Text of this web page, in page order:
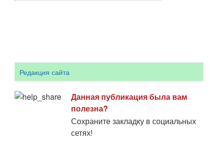
Редакция сайта
Данная публикация была вам
полезна?
Сохраните закладку в социальных
сетях!